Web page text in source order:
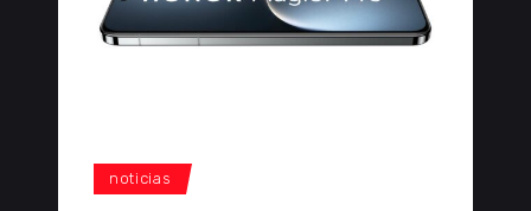
noticias